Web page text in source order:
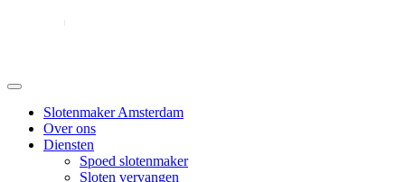
Slotenmaker Amsterdam
Over ons
Diensten
Spoed slotenmaker
Sloten vervangen